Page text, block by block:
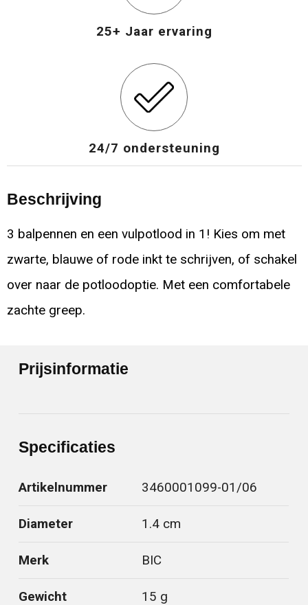
25+ Jaar ervaring
24/7 ondersteuning
Beschrijving
3 balpennen en een vulpotlood in 1! Kies om met
zwarte, blauwe of rode inkt te schrijven, of schakel
over naar de potloodoptie. Met een comfortabele
zachte greep.
Prijsinformatie
Specificaties
Artikelnummer 3460001099-01/06
Diameter 1.4 cm
Merk BIC
Gewicht 15 g